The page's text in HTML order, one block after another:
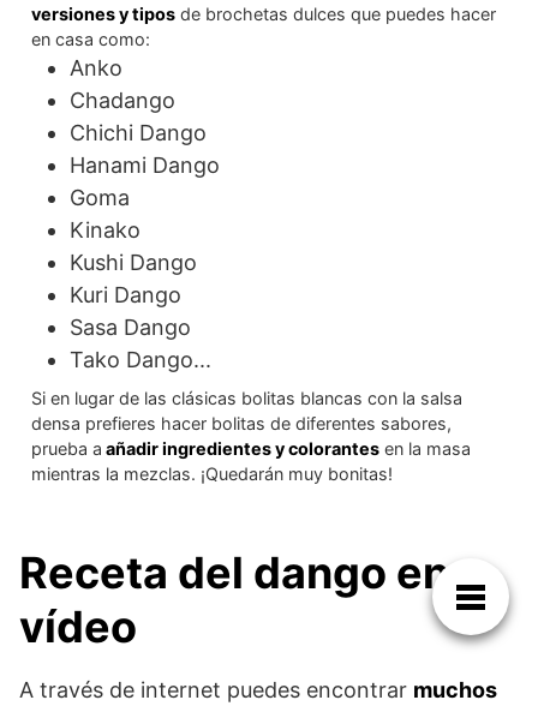
versiones y tipos de brochetas dulces que puedes hacer
en casa como:
Anko
Chadango
Chichi Dango
Hanami Dango
Goma
Kinako
Kushi Dango
Kuri Dango
Sasa Dango
Tako Dango...
Si en lugar de las clásicas bolitas blancas con la salsa
densa prefieres hacer bolitas de diferentes sabores,
prueba a añadir ingredientes y colorantes en la masa
mientras la mezclas. ¡Quedarán muy bonitas!
Receta del dango en
vídeo
A través de internet puedes encontrar muchos